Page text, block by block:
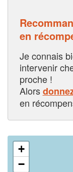
en
Je connais
intervenir
proche !
Alors
en
+
−